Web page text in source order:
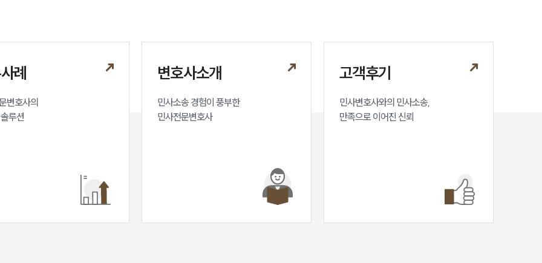
례
변호사의
루션
변호사소개
민사소송 경험이 풍부한
민사전문변호사
고객후기
민사변호사와의 민사소송,
만족으로 이어진 신뢰